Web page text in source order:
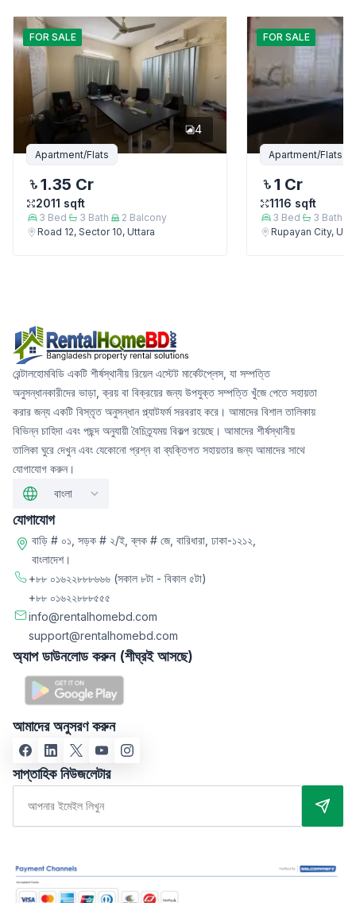
FOR SALE
4
Apartment/Flats
1.35 Cr
2011 sqft
3 Bed 3 Bath 2 Balcony
Road 12, Sector 10, Uttara
FOR SALE
Apartment/Flats
1 Cr
1116 sqft
3 Bed 3 Bath
Rupayan City,
রেন্টালহোমবিডি একটি শীর্ষস্থানীয় রিয়েল এস্টেট মার্কেটপ্লেস, যা সম্পত্তি
অনুসন্ধানকারীদের ভাড়া, ক্রয় বা বিক্রয়ের জন্য উপযুক্ত সম্পত্তি খুঁজে পেতে সহায়তা
করার জন্য একটি বিস্তৃত অনুসন্ধান প্ল্যাটফর্ম সরবরাহ করে। আমাদের বিশাল তালিকায়
বিভিন্ন চাহিদা এবং পছন্দ অনুযায়ী বৈচিত্র্যময় বিকল্প রয়েছে। আমাদের শীর্ষস্থানীয়
তালিকা ঘুরে দেখুন এবং যেকোনো প্রশ্ন বা ব্যক্তিগত সহায়তার জন্য আমাদের সাথে
যোগাযোগ করুন।
বাংলা
যোগাযোগ
বাড়ি # ০১, সড়ক # ২/ই, ব্লক # জে, বারিধারা, ঢাকা-১২১২,
বাংলাদেশ।
+৮৮ ০১৬২২৮৮৮৬৬৬ (সকাল ৮টা - বিকাল ৫টা)
+৮৮ ০১৬২২৮৮৮৫৫৫
info@rentalhomebd.com
support@rentalhomebd.com
অ্যাপ ডাউনলোড করুন (শীঘ্রই আসছে)
আমাদের অনুসরণ করুন
সাপ্তাহিক নিউজলেটার